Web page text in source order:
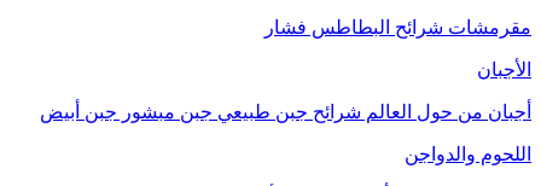
مقرمشات شرائح البطاطس فشار
الأجبان
أجبان من حول العالم شرائح جبن طبيعي جبن مبشور جبن أبيض
اللحوم والدواجن